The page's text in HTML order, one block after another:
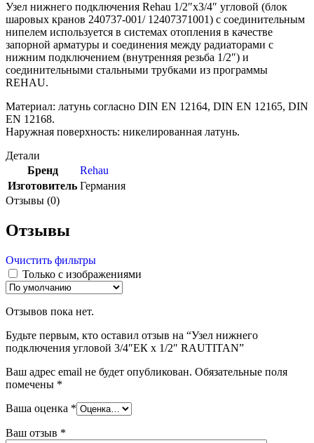
Узел нижнего подключения Rehau 1/2″x3/4″ угловой (блок
шаровых кранов 240737-001/ 12407371001) с соединительным
нипелем используется в системах отопления в качестве
запорной арматуры и соединения между радиаторами с
нижним подключением (внутренняя резьба 1/2″) и
соединительными стальными трубками из программы
REHAU.
Материал: латунь согласно DIN EN 12164, DIN EN 12165, DIN
EN 12168.
Наружная поверхность: никелированная латунь.
Детали
Бренд
Rehau
Изготовитель Германия
Отзывы (0)
Отзывы
Очистить фильтры
Только с изображениями
Отзывов пока нет.
Будьте первым, кто оставил отзыв на “Узел нижнего
подключения угловой 3/4″ЕК х 1/2″ RAUTITAN”
Ваш адрес email не будет опубликован. Обязательные поля
помечены *
Ваша оценка *
Ваш отзыв *